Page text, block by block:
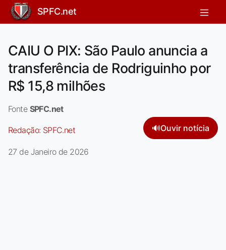
SPFC.net
CAIU O PIX: São Paulo anuncia a
transferência de Rodriguinho por
R$ 15,8 milhões
Fonte SPFC.net
Redação: SPFC.net 🔊Ouvir notícia
27 de Janeiro de 2026